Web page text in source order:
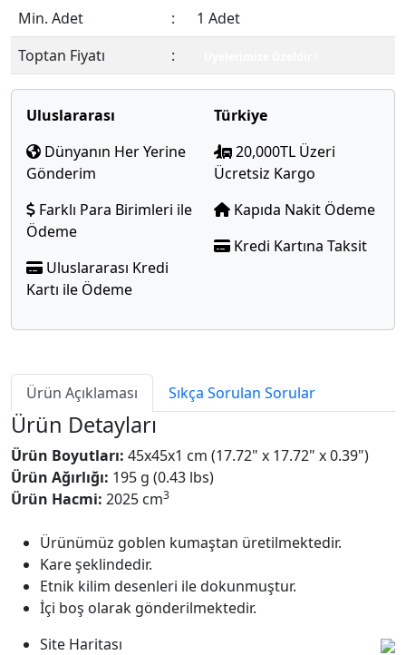
Min. Adet
:
1 Adet
Toptan Fiyatı
:
Uluslararası
Dünyanın Her Yerine
Gönderim
Farklı Para Birimleri ile
Ödeme
Uluslararası Kredi
Kartı ile Ödeme
Türkiye
20,000TL Üzeri
Ücretsiz Kargo
Kapıda Nakit Ödeme
Kredi Kartına Taksit
Ürün Açıklaması Sıkça Sorulan Sorular
Ürün Detayları
Ürün Boyutları: 45x45x1 cm (17.72" x 17.72" x 0.39")
Ürün Ağırlığı: 195 g (0.43 lbs)
Ürün Hacmi: 2025 cm3
Ürünümüz goblen kumaştan üretilmektedir.
Kare şeklindedir.
Etnik kilim desenleri ile dokunmuştur.
İçi boş olarak gönderilmektedir.
Site Haritası